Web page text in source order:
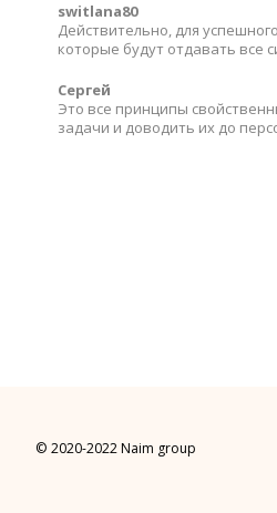
switlana80
Действительно, для
которые будут отдавать все
Сергей
Это все принципы
задачи и доводить их до
© 2020-2022 Naim group